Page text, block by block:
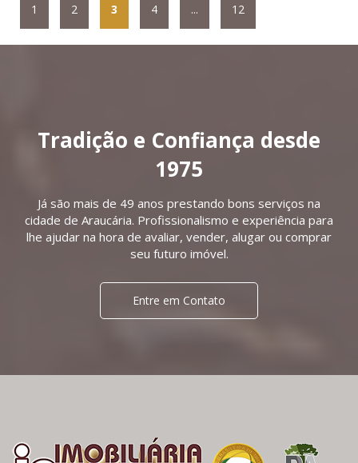
1 2 3 4 ... 12
Tradição e Confiança desde
1975
Já são mais de 49 anos prestando bons serviços na
cidade de Araucária. Profissionalismo e experiência para
lhe ajudar na hora de avaliar, vender, alugar ou comprar
seu futuro imóvel.
Entre em Contato